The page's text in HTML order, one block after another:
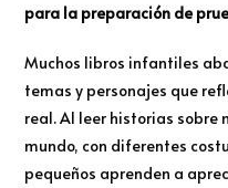
para la preparación de
Muchos libros infantiles
temas y personajes que
real. Al leer historias sobre
mundo, con diferentes
pequeños aprenden a